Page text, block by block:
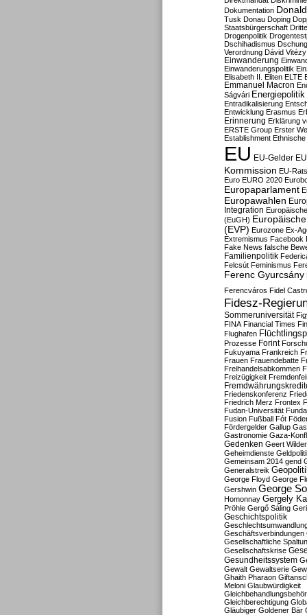
Dokumentation
Tusk Donau Doping
Staatsbürgerschaft
Drogenpolitik
Dschihadismus
Verordnung Dávid Vitézy
Einwanderung
Einwanderungspolitik
Elisabeth II. Eliten ELTE
Emmanuel Macron
Ságvári Energiepolitik
Entradikalisierung
Entwicklung Erasmus
Erinnerung Erklärung
ERSTE Group Erster
Establishment
EU EU-Gelder
Kommission EU-
Euro EURO 2020
Europaparlament
Europawahlen
Integration
(EuGH)
(EVP) Eurozone Ex-
Extremismus Facebook
Fake News falsche
Familienpolitik
Felcsút Feminismus
Ferenc Gyurcsány
Ferencváros Fidel
Fidesz-
Sommeruniversität
FINA Financial Times
Flughafen
Prozesse Forint
Fukuyama Frankreich
Frauen Frauendebatte
Freihandelsabkommen
Freizügigkeit
Friedenskonferenz
Friedrich Merz Frontex
Fudan-Universität
Fusion Fußball Fót
Fördergelder Gallup
Gastronomie Gaza-
Gedenken Geert
Geheimdienste
Gemeinsam 2014 gend
Generalstreik
George Floyd George
Gershwin George
Homonnay Gergely
Pröhle Gergő Sáling
Geschichtspolitik
Geschäftsverbindungen
Gesellschaftliche
Gesellschaftskrise
Gesundheitssystem
Gewalt Gewaltserie
Ghaith Pharaon
Meloni Glaubwürdigkeit
Gleichberechtigung
Gläubiger Goldener Bär